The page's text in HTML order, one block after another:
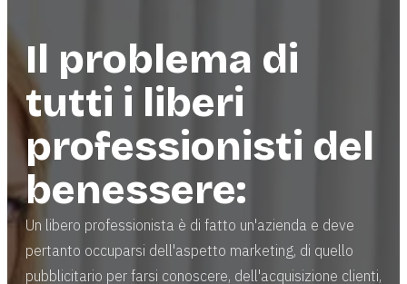
Il problema di
tutti i liberi
professionisti del
benessere:
Un libero professionista è di fatto un'azienda e deve
pertanto occuparsi dell'aspetto marketing, di quello
pubblicitario per farsi conoscere, dell'acquisizione clienti,